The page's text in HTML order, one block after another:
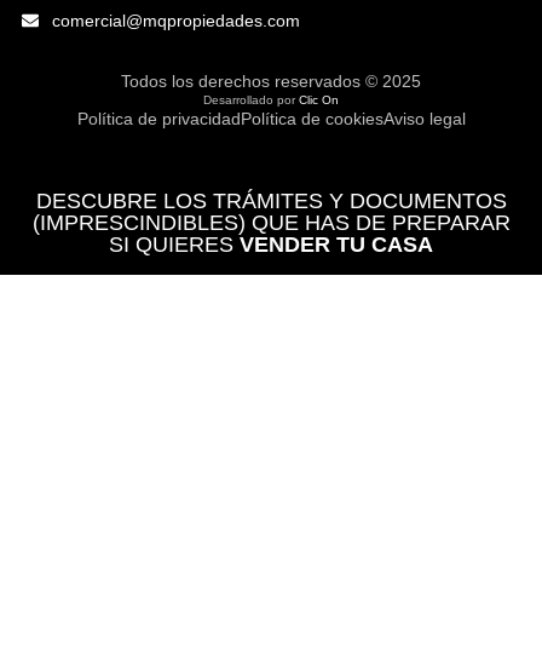
comercial@mqpropiedades.com
Todos los derechos reservados © 2025
Desarrollado porClic On
Política de privacidadPolítica de cookiesAviso legal
DESCUBRE LOS TRÁMITES Y DOCUMENTOS
(IMPRESCINDIBLES) QUE HAS DE PREPARAR
SI QUIERES VENDER TU CASA